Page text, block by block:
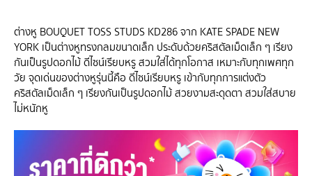
ต่างหู BOUQUET TOSS STUDS KD286 จาก KATE SPADE NEW
YORK เป็นต่างหูทรงกลมขนาดเล็ก ประดับด้วยคริสตัลเม็ดเล็ก ๆ เรียง
กันเป็นรูปดอกไม้ ดีไซน์เรียบหรู สวมใส่ได้ทุกโอกาส เหมาะกับทุกเพศทุก
วัย จุดเด่นของต่างหูรุ่นนี้คือ ดีไซน์เรียบหรู เข้ากับทุกการแต่งตัว
คริสตัลเม็ดเล็ก ๆ เรียงกันเป็นรูปดอกไม้ สวยงามสะดุดตา สวมใส่สบาย
ไม่หนักหู